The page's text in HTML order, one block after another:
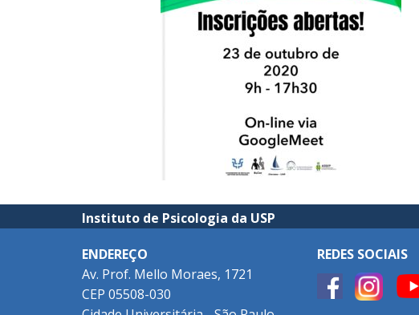
Instituto de Psicologia da USP
ENDEREÇO
Av. Prof. Mello Moraes, 1721
CEP 05508-030
REDES SOCIAIS